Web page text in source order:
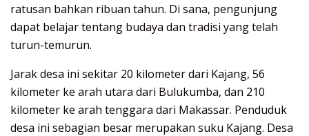
ratusan bahkan ribuan tahun. Di sana, pengunjung
dapat belajar tentang budaya dan tradisi yang telah
turun-temurun.
Jarak desa ini sekitar 20 kilometer dari Kajang, 56
kilometer ke arah utara dari Bulukumba, dan 210
kilometer ke arah tenggara dari Makassar. Penduduk
desa ini sebagian besar merupakan suku Kajang. Desa